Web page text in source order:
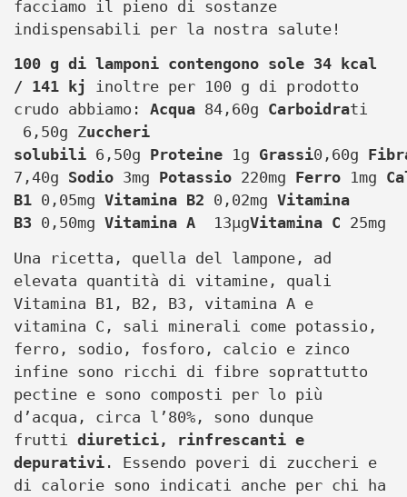
facciamo il pieno di sostanze
indispensabili per la nostra salute!
100 g di lamponi contengono sole 34 kcal
/ 141 kj
inoltre per 100 g di prodotto
crudo abbiamo: Acqua 84,60g Carboidrati
6,50g Zuccheri
solubili 6,50g Proteine 1g Grassi0,60g
7,40g Sodio 3mg Potassio 220mg Ferro 1mg
B1 0,05mg Vitamina B2 0,02mg Vitamina
B3 0,50mg Vitamina A 13µgVitamina C 25mg
Una ricetta, quella del lampone, ad
elevata quantità di vitamine, quali
Vitamina B1, B2, B3, vitamina A e
vitamina C, sali minerali come potassio,
ferro, sodio, fosforo, calcio e zinco
infine sono ricchi di fibre soprattutto
pectine e sono composti per lo più
d’acqua, circa l’80%, sono dunque
frutti diuretici, rinfrescanti e
depurativi . Essendo poveri di zuccheri e
di calorie sono indicati anche per chi ha